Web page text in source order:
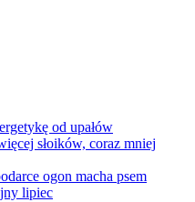
od upałów
słoików, coraz mniej
ogon macha psem
lipiec